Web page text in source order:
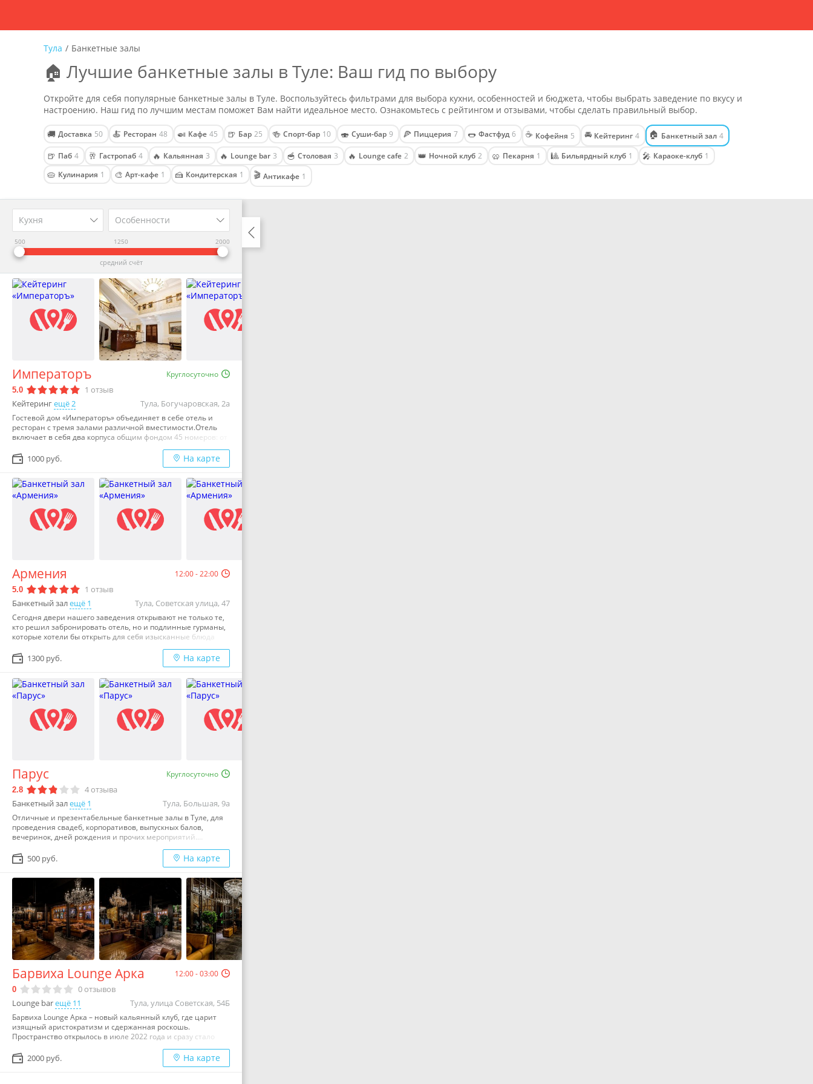
Тула / Банкетные залы
🏠 Лучшие банкетные залы в Туле: Ваш гид по выбору
Откройте для себя популярные банкетные залы в Туле. Воспользуйтесь фильтрами для выбора кухни, особенностей и бюджета, чтобы выбрать заведение по вкусу и
настроению. Наш гид по лучшим местам поможет Вам найти идеальное место. Ознакомьтесь с рейтингом и отзывами, чтобы сделать правильный выбор.
🚚 Доставка 50 🍝 Ресторан 48 🍛 Кафе 45 🍺 Бар 25 🍻 Спорт-бар 10 🍣 Суши-бар 9 🍕 Пиццерия 7 🌭 Фастфуд 6 ☕ Кофейня 5 🚘 Кейтеринг 4 🏠 Банкетный зал 4
🍺 Паб 4 🥂 Гастропаб 4 🔥 Кальянная 3 🔥 Lounge bar 3 🥣 Столовая 3 🔥 Lounge cafe 2 👑 Ночной клуб 2 🥨 Пекарня 1 🎱 Бильярдный клуб 1 🎤 Караоке-клуб 1
🥧 Кулинария 1 🎨 Арт-кафе 1 🍰 Кондитерская 1 🎬 Антикафе 1
Кухня Особенности
500 1250 2000
средний счёт
Императоръ Круглосуточно
5.0 1 отзыв
Кейтерингещё 2 Тула, Богучаровская, 2а
Гостевой дом «Императоръ» объединяет в себе отель и
ресторан с тремя залами различной вместимости.Отель
включает в себя два корпуса общим фондом 45 номеров: от
проживания входит завтрак.Ресторанное подразделение
представлено несколькими залами вместимостью от 35 до
160 человек, которые подойдут как для романтического
ужина, так и для специального события.Меню ресторана в
авторском прочтении бренд-шефа Фоминой Веры. В будни
подходят для проведения бизнес-
мероприятий.Дополнительные услуги: кейтеринг, выездная
регистрация, организация мероприятий под ключ — от
регистрации номер категории люкс;• при одновременном
бронировании нескольких номеров скидка 10%.…
1000 руб. На карте
Армения 12:00 - 22:00
5.0 1 отзыв
Банкетный залещё 1 Тула, Советская улица, 47
Сегодня двери нашего заведения открывают не только те,
кто решил забронировать отель, но и подлинные гурманы,
которые хотели бы открыть для себя изысканные блюда
1300 руб. На карте
Парус Круглосуточно
2.8 4отзыва
Банкетный залещё 1 Тула, Большая, 9а
Отличные и презентабельные банкетные залы в Туле, для
проведения свадеб, корпоративов, выпускных балов,
вечеринок, дней рождения и прочих мероприятий.…
500 руб. На карте
Барвиха Lounge Арка 12:00 - 03:00
0 0отзывов
Lounge barещё 11 Тула, улица Советская, 54Б
Барвиха Lounge Арка – новый кальянный клуб, где царит
изящный аристократизм и сдержанная роскошь.
Пространство открылось в июле 2022 года и сразу стало
Обязывает расположение. Находясь в центре культурной и
модной жизни Тулы, напротив Белого дома,
2000 руб. На карте